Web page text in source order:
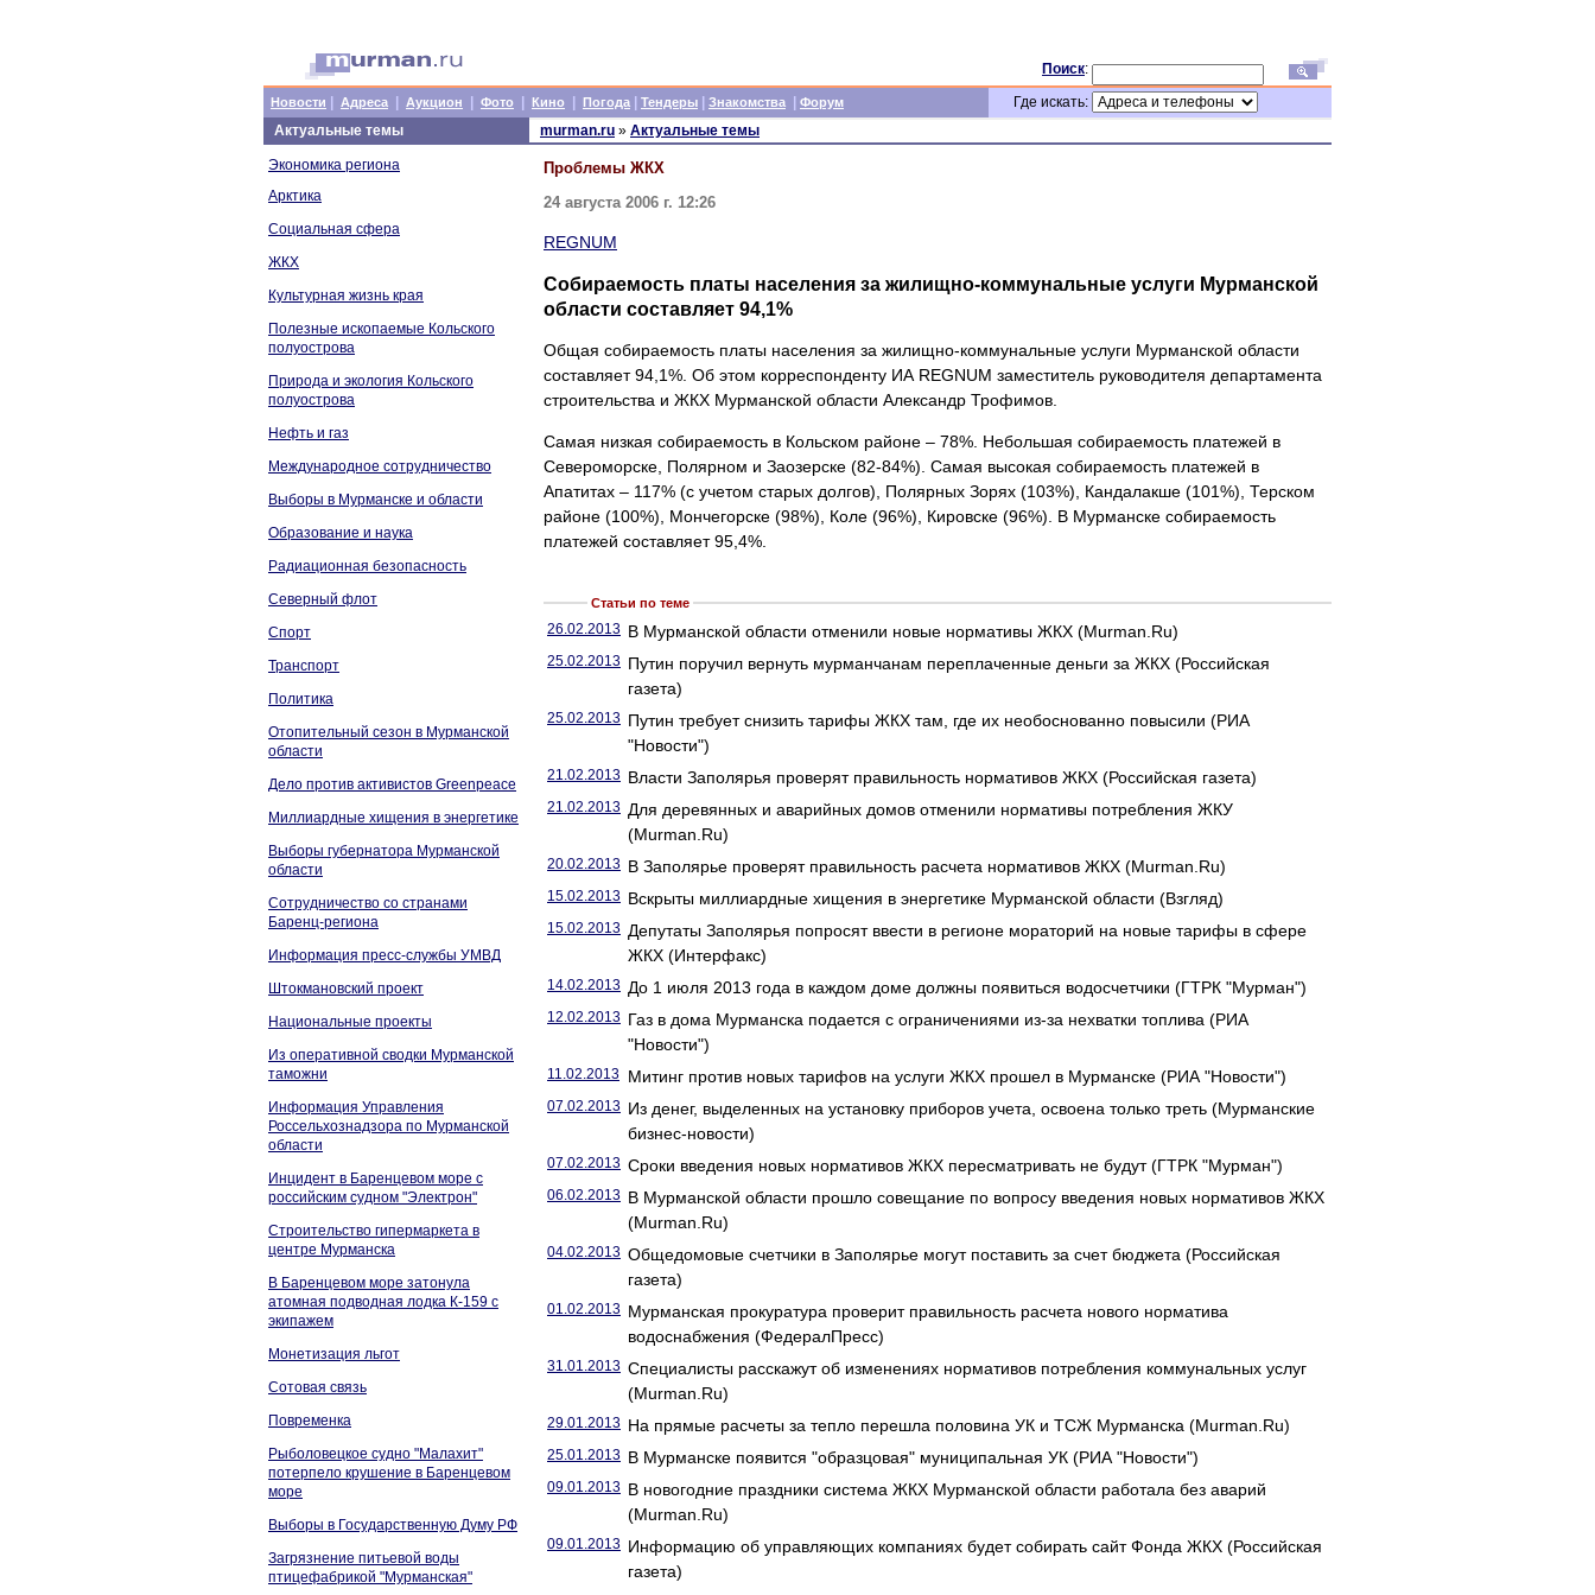
Поиск:
Новости Адреса Аукцион Фото Кино Погода Тендеры Знакомства Форум
Где искать:
Актуальные темы
Экономика региона
Арктика
Социальная сфера
ЖКХ
Культурная жизнь края
Полезные ископаемые Кольского
полуострова
Природа и экология Кольского
полуострова
Нефть и газ
Международное сотрудничество
Выборы в Мурманске и области
Образование и наука
Радиационная безопасность
Северный флот
Спорт
Транспорт
Политика
Отопительный сезон в Мурманской
области
Дело против активистов Greenpeace
Миллиардные хищения в энергетике
Выборы губернатора Мурманской
области
Сотрудничество со странами
Баренц-региона
Информация пресс-службы УМВД
Штокмановский проект
Национальные проекты
Из оперативной сводки Мурманской
таможни
Информация Управления
Россельхознадзора по Мурманской
области
Инцидент в Баренцевом море с
российским судном "Электрон"
Строительство гипермаркета в
центре Мурманска
В Баренцевом море затонула
атомная подводная лодка К-159 с
экипажем
Монетизация льгот
Сотовая связь
Повременка
Рыболовецкое судно "Малахит"
потерпело крушение в Баренцевом
море
Выборы в Государственную Думу РФ
Загрязнение питьевой воды
птицефабрикой "Мурманская"
murman.ru » Актуальные темы
Проблемы ЖКХ
24 августа 2006 г. 12:26
REGNUM
Собираемость платы населения за жилищно-коммунальные услуги Мурманской
области составляет 94,1%
Общая собираемость платы населения за жилищно-коммунальные услуги Мурманской области
составляет 94,1%. Об этом корреспонденту ИА REGNUM заместитель руководителя департамента
строительства и ЖКХ Мурманской области Александр Трофимов.
Самая низкая собираемость в Кольском районе – 78%. Небольшая собираемость платежей в
Североморске, Полярном и Заозерске (82-84%). Самая высокая собираемость платежей в
Апатитах – 117% (с учетом старых долгов), Полярных Зорях (103%), Кандалакше (101%), Терском
районе (100%), Мончегорске (98%), Коле (96%), Кировске (96%). В Мурманске собираемость
платежей составляет 95,4%.
Статьи по теме
26.02.2013 В Мурманской области отменили новые нормативы ЖКХ (Murman.Ru)
25.02.2013 Путин поручил вернуть мурманчанам переплаченные деньги за ЖКХ (Российская
газета)
25.02.2013 Путин требует снизить тарифы ЖКХ там, где их необоснованно повысили (РИА
"Новости")
21.02.2013 Власти Заполярья проверят правильность нормативов ЖКХ (Российская газета)
21.02.2013 Для деревянных и аварийных домов отменили нормативы потребления ЖКУ
(Murman.Ru)
20.02.2013 В Заполярье проверят правильность расчета нормативов ЖКХ (Murman.Ru)
15.02.2013 Вскрыты миллиардные хищения в энергетике Мурманской области (Взгляд)
15.02.2013 Депутаты Заполярья попросят ввести в регионе мораторий на новые тарифы в сфере
ЖКХ (Интерфакс)
14.02.2013 До 1 июля 2013 года в каждом доме должны появиться водосчетчики (ГТРК "Мурман")
12.02.2013 Газ в дома Мурманска подается с ограничениями из-за нехватки топлива (РИА
"Новости")
11.02.2013 Митинг против новых тарифов на услуги ЖКХ прошел в Мурманске (РИА "Новости")
07.02.2013 Из денег, выделенных на установку приборов учета, освоена только треть (Мурманские
бизнес-новости)
07.02.2013 Сроки введения новых нормативов ЖКХ пересматривать не будут (ГТРК "Мурман")
06.02.2013 В Мурманской области прошло совещание по вопросу введения новых нормативов ЖКХ
(Murman.Ru)
04.02.2013 Общедомовые счетчики в Заполярье могут поставить за счет бюджета (Российская
газета)
01.02.2013 Мурманская прокуратура проверит правильность расчета нового норматива
водоснабжения (ФедералПресс)
31.01.2013 Специалисты расскажут об изменениях нормативов потребления коммунальных услуг
(Murman.Ru)
29.01.2013 На прямые расчеты за тепло перешла половина УК и ТСЖ Мурманска (Murman.Ru)
25.01.2013 В Мурманске появится "образцовая" муниципальная УК (РИА "Новости")
09.01.2013 В новогодние праздники система ЖКХ Мурманской области работала без аварий
(Murman.Ru)
09.01.2013 Информацию об управляющих компаниях будет собирать сайт Фонда ЖКХ (Российская
газета)